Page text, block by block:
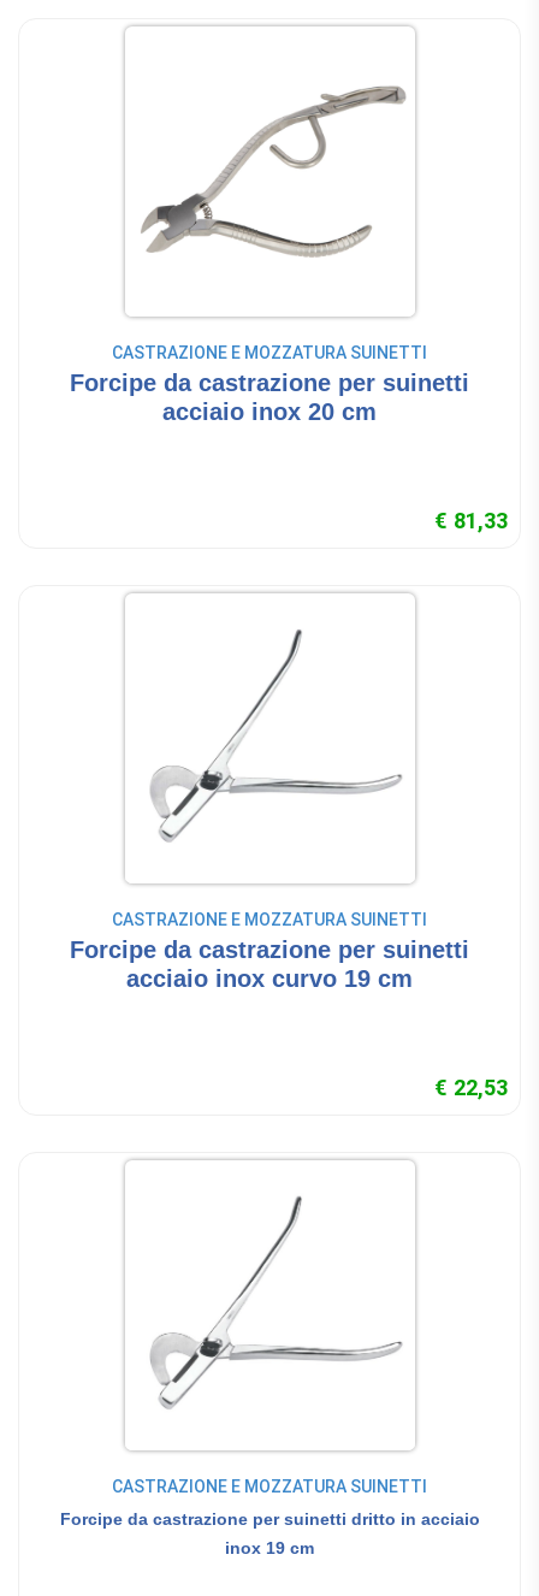
CASTRAZIONE E MOZZATURA SUINETTI
Forcipe da castrazione per suinetti
acciaio inox 20 cm
€ 81,33
CASTRAZIONE E MOZZATURA SUINETTI
Forcipe da castrazione per suinetti
acciaio inox curvo 19 cm
€ 22,53
CASTRAZIONE E MOZZATURA SUINETTI
Forcipe da castrazione per suinetti dritto in acciaio
inox 19 cm